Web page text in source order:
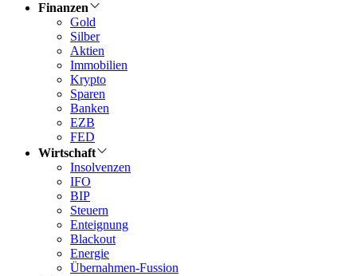
Finanzen
Gold
Silber
Aktien
Immobilien
Krypto
Sparen
Banken
EZB
FED
Wirtschaft
Insolvenzen
IFO
BIP
Steuern
Enteignung
Blackout
Energie
Übernahmen-Fussion